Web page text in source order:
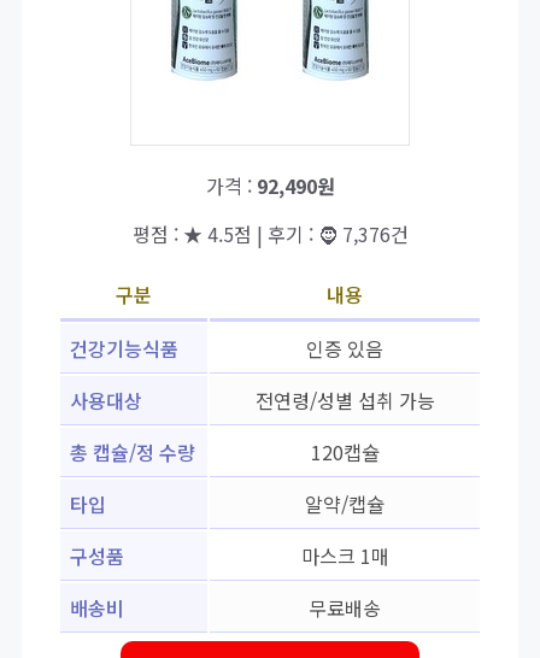
가격 : 92,490원
평점 : ★ 4.5점 | 후기 : 🧔 7,376건
구분
내용
건강기능식품
인증 있음
사용대상
전연령/성별 섭취 가능
총 캡슐/정 수량
120캡슐
타입
알약/캡슐
구성품
마스크 1매
배송비
무료배송